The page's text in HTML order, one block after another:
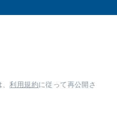
、利用規約に従って再公開さ